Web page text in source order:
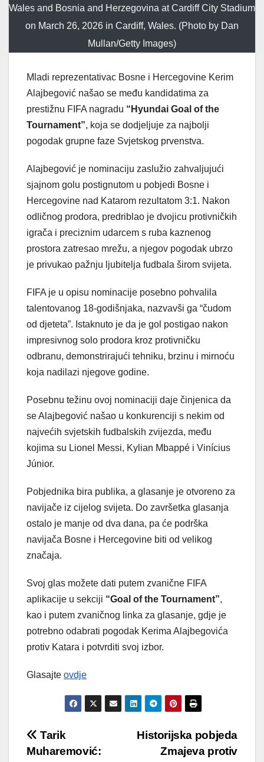
Wales and Bosnia and Herzegovina at Cardiff City Stadium
on March 26, 2026 in Cardiff, Wales. (Photo by Dan
Mullan/Getty Images)
Mladi reprezentativac Bosne i Hercegovine Kerim
Alajbegović našao se među kandidatima za
prestižnu FIFA nagradu “Hyundai Goal of the
Tournament”, koja se dodjeljuje za najbolji
pogodak grupne faze Svjetskog prvenstva.
Alajbegović je nominaciju zaslužio zahvaljujući
sjajnom golu postignutom u pobjedi Bosne i
Hercegovine nad Katarom rezultatom 3:1. Nakon
odličnog prodora, predriblao je dvojicu protivničkih
igrača i preciznim udarcem s ruba kaznenog
prostora zatresao mrežu, a njegov pogodak ubrzo
je privukao pažnju ljubitelja fudbala širom svijeta.
FIFA je u opisu nominacije posebno pohvalila
talentovanog 18-godišnjaka, nazvavši ga “čudom
od djeteta”. Istaknuto je da je gol postigao nakon
impresivnog solo prodora kroz protivničku
odbranu, demonstrirajući tehniku, brzinu i mirnoću
koja nadilazi njegove godine.
Posebnu težinu ovoj nominaciji daje činjenica da
se Alajbegović našao u konkurenciji s nekim od
najvećih svjetskih fudbalskih zvijezda, među
kojima su Lionel Messi, Kylian Mbappé i Vinícius
Júnior.
Pobjednika bira publika, a glasanje je otvoreno za
navijače iz cijelog svijeta. Do završetka glasanja
ostalo je manje od dva dana, pa će podrška
navijača Bosne i Hercegovine biti od velikog
značaja.
Svoj glas možete dati putem zvanične FIFA
aplikacije u sekciji “Goal of the Tournament”,
kao i putem zvaničnog linka za glasanje, gdje je
potrebno odabrati pogodak Kerima Alajbegovića
protiv Katara i potvrditi svoj izbor.
Glasajte ovdje
Post
Historijska pobjeda
Zmajeva protiv
Tarik
Muharemović: